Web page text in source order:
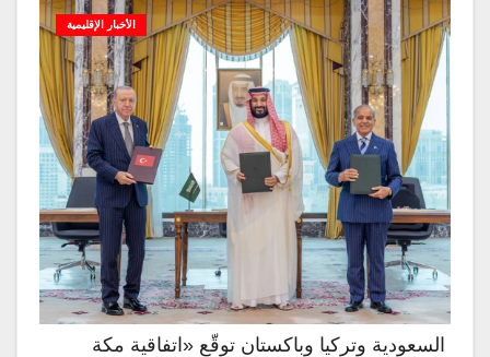
الأخبار الإقليمية
السعودية وتركيا وباكستان توقّع «اتفاقية مكة